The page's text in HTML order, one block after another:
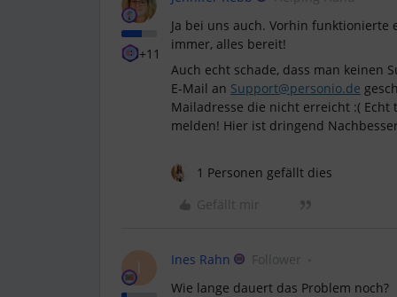
+11
Ja bei uns auch. Vorhin
immer, alles bereit!
Auch echt schade, dass man keinen
E-Mail an Support@personio.de
Mailadresse die nicht erreicht :(
melden! Hier ist dringend
1 Personen gefällt dies
Gefällt mir
I Ines Rahn
Follower
Wie lange dauert das Problem noch?